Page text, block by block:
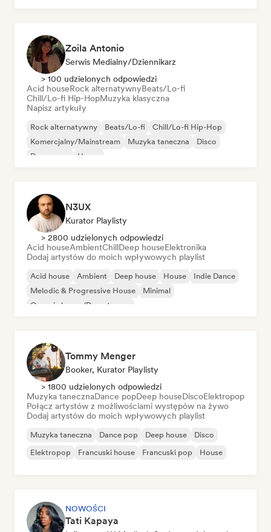
Zoila Antonio
Serwis Medialny/Dziennikarz
> 100 udzielonych odpowiedzi
Acid houseRock alternatywnyBeats/Lo-fi
Chill/Lo-fi Hip-HopMuzyka klasyczna
Napisz artykuły
Rock alternatywny Beats/Lo-fi
Chill/Lo-fi Hip-Hop
Komercjalny/Mainstream
Muzyka taneczna
Disco
Dream pop
House
N3UX
Kurator Playlisty
> 2800 udzielonych odpowiedzi
Acid houseAmbientChillDeep houseElektronika
Dodaj artystów do moich wpływowych playlist
Acid house Ambient Deep house House
Indie Dance
Melodic & Progressive House
Minimal
Organic house/Downtempo
Tommy Menger
Booker, Kurator Playlisty
> 1800 udzielonych odpowiedzi
Muzyka tanecznaDance popDeep houseDiscoElektropop
Połącz artystów z możliwościami występów na żywo
Dodaj artystów do moich wpływowych playlist
Muzyka taneczna Dance pop Deep house
Disco
Elektropop
Francuski house Francuski pop House
NOWOŚCI
Tati Kapaya